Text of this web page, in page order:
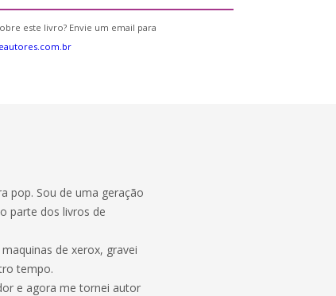
este livro? Envie um email para
pop. Sou de uma geração
parte dos livros de
de xerox, gravei
tempo.
e agora me tornei autor